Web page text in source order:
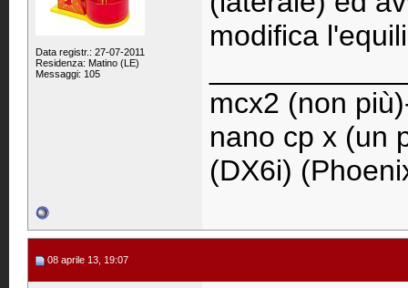
Data registr.: 27-07-2011
Residenza: Matino (LE)
Messaggi: 105
modifica
mcx2 (non
nano cp x (un
(DX6i)
08 aprile 13, 19:07